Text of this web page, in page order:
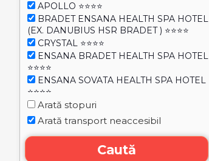
APOLLO ⭐⭐⭐⭐
BRADET ENSANA HEALTH SPA HOTEL
(EX. DANUBIUS HSR BRADET ) ⭐⭐⭐⭐
CRYSTAL ⭐⭐⭐⭐
ENSANA BRADET HEALTH SPA HOTEL
⭐⭐⭐⭐
ENSANA SOVATA HEALTH SPA HOTEL
⭐⭐⭐⭐
ENSANA URSINA HEALTH SPA HOTEL
⭐⭐⭐
Arată stopuri
Arată transport neaccesibil
Caută